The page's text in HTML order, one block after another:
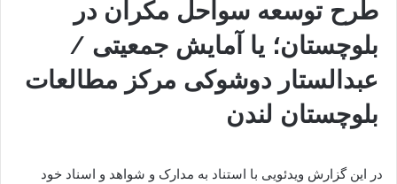
طرح توسعه سواحل مکران در
بلوچستان؛ یا آمایش جمعیتی /
عبدالستار دوشوکی مرکز مطالعات
بلوچستان لندن
در این گزارش ویدئویی با استناد به مدارک و شواهد و اسناد خود